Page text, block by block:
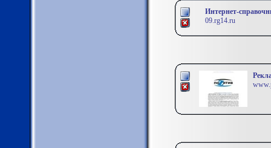
Интернет-
09.rg14.ru